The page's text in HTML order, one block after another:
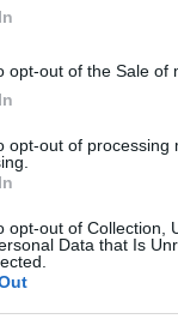
opt-out of the Sale of
opt-out of processing
opt-out of Collection,
Data that Is